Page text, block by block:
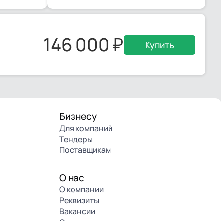
146 000 Купить
Бизнесу
Для компаний
Тендеры
Поставщикам
О нас
О компании
Реквизиты
Вакансии